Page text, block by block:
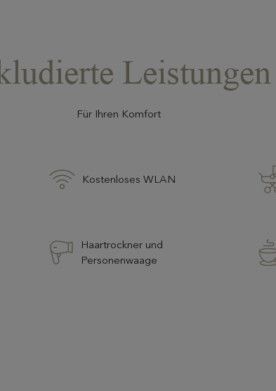
Leistungen
Für Ihren Komfort
Kostenloses WLAN
Haartrockner und
Personenwaage